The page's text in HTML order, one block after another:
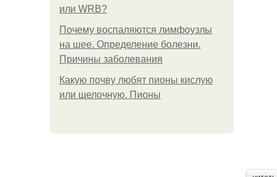
или WRB?
Почему воспаляются лимфоузлы
на шее. Определение болезни.
Причины заболевания
Какую почву любят пионы кислую
или щелочную. Пионы